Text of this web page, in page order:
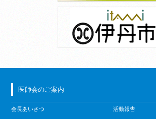
医師会のご案内
会長あいさつ 活動報告